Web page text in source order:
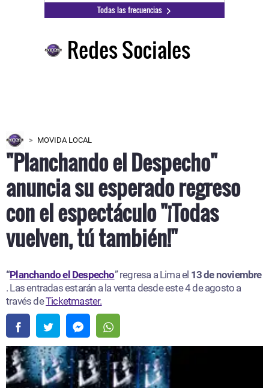
Todas las frecuencias
Redes Sociales
MOVIDA LOCAL
"Planchando el Despecho"
anuncia su esperado regreso
con el espectáculo "¡Todas
vuelven, tú también!"
“Planchando el Despecho” regresa a Lima el 13 de noviembre
. Las entradas estarán a la venta desde este 4 de agosto a
través deTicketmaster.